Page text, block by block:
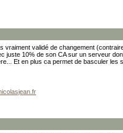
vraiment validé de changement
juste 10% de son CA sur un serveur
Et en plus ca permet de basculer les